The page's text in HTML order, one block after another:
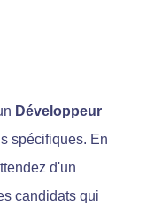
Développeur
spécifiques. En
d'un
candidats qui